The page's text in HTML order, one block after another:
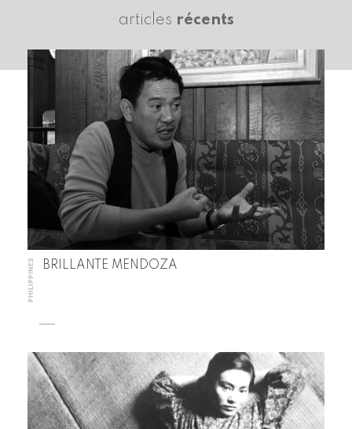
articles récents
PHILIPPINES BRILLANTE MENDOZA